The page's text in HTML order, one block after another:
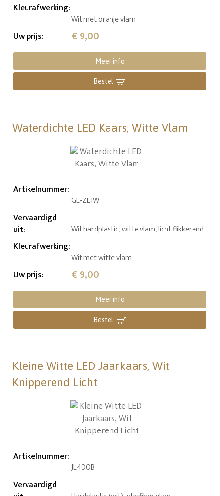
Kleurafwerking:
Wit met oranje vlam
Uw prijs: € 9,00
Meer info
Bestel
Waterdichte LED Kaars, Witte Vlam
Artikelnummer:
GL-ZE1W
Vervaardigd
uit: Wit hardplastic, witte vlam, licht flikkerend
Kleurafwerking:
Wit met witte vlam
Uw prijs: € 9,00
Meer info
Bestel
Kleine Witte LED Jaarkaars, Wit
Knipperend Licht
Artikelnummer:
JL400B
Vervaardigd